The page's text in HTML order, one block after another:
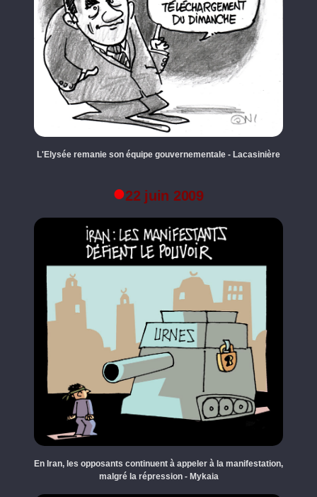
L'Elysée remanie son équipe gouvernementale - Lacasinière
22 juin 2009
En Iran, les opposants continuent à appeler à la manifestation,
malgré la répression - Mykaia